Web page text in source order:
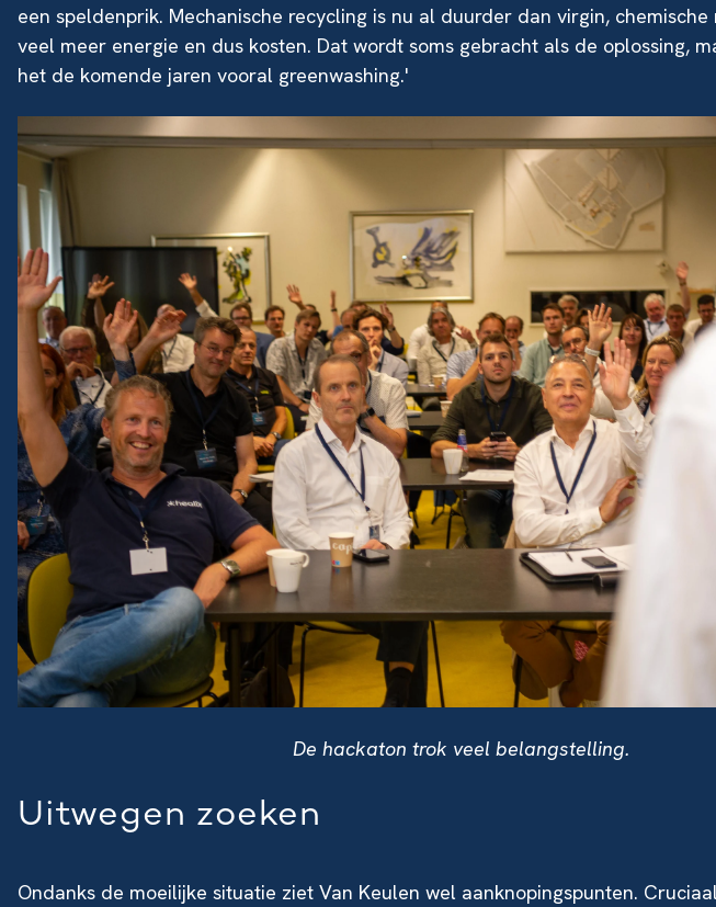
een speldenprik. Mechanische recycling is nu al duurder dan virgin,
veel meer energie en dus kosten. Dat wordt soms gebracht als de oplossing,
het de komende jaren vooral greenwashing.'
De hackaton trok veel belangstelling.
Uitwegen zoeken
Ondanks de moeilijke situatie ziet Van Keulen wel aanknopingspunten.